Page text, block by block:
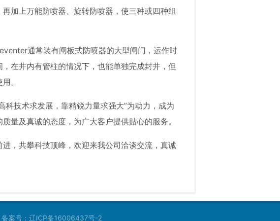
加上万能防喷器、旋转防喷器，使三种或四种组
通常装有闸板式防喷器的大型闸门，运作时
在井内有管柱的情况下，也能单独完成封井，但
。
科技术求发展，靠精锐力量求强大”为动力，成为
量及真诚的态度，为广大客户提供贴心的服务。
，共攀科技顶峰，欢迎来我公司洽谈交流，真诚
案号： 辽ICP备16006437号-2